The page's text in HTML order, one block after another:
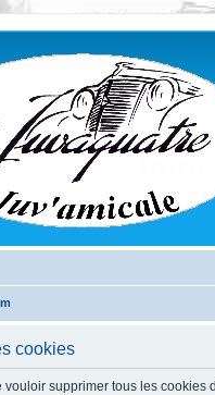
cookies
vouloir supprimer tous les cookies